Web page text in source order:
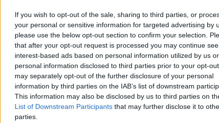
If you wish to opt-out of the sale, sharing to third parties, or
your personal or sensitive information for targeted advertising by
please use the below opt-out section to confirm your selection.
that after your opt-out request is processed you may continue
interest-based ads based on personal information utilized by us or
personal information disclosed to third parties prior to your opt-
may separately opt-out of the further disclosure of your personal
information by third parties on the IAB’s list of downstream
This information may also be disclosed by us to third parties on
List of Downstream Participants that may further disclose it to
parties.
„Kraj węgla odkrywa OZE”. Niemcy cieszą się ze
zmian w Polsce, martwi ich prezydent